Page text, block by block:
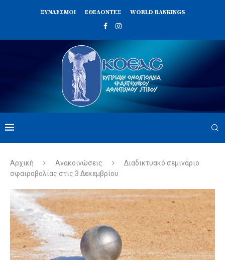
ΣΥΝΔΈΣΜΟΙ ΕΘΕΛΟΝΤΈΣ WORLD RANKINGS
Αρχική Ανακοινώσεις
Διαδικτυακό σεμινάριο
σφαιροβολίας στις 3 Δεκεμβρίου